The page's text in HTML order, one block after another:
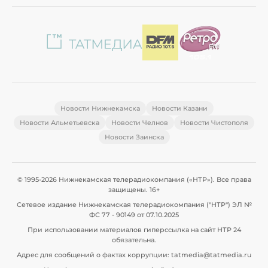
Новости Нижнекамска
Новости Казани
Новости Альметьевска
Новости Челнов
Новости Чистополя
Новости Заинска
© 1995-2026 Нижнекамская телерадиокомпания («НТР»). Все права
защищены. 16+
Сетевое издание Нижнекамская телерадиокомпания ("НТР") ЭЛ №
ФС 77 - 90149 от 07.10.2025
При использовании материалов гиперссылка на сайт НТР 24
обязательна.
Адрес для сообщений о фактах коррупции: tatmedia@tatmedia.ru